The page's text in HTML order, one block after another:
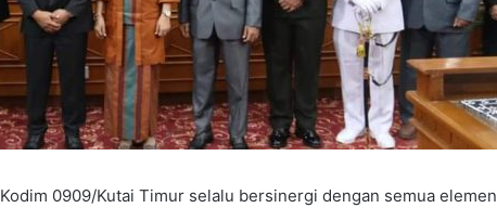
Kodim 0909/Kutai Timur selalu bersinergi dengan semua elemen